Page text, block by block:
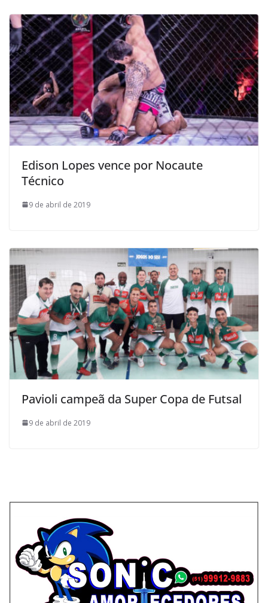
Edison Lopes vence por Nocaute
Técnico
9 de abril de 2019
Pavioli campeã da Super Copa de Futsal
9 de abril de 2019